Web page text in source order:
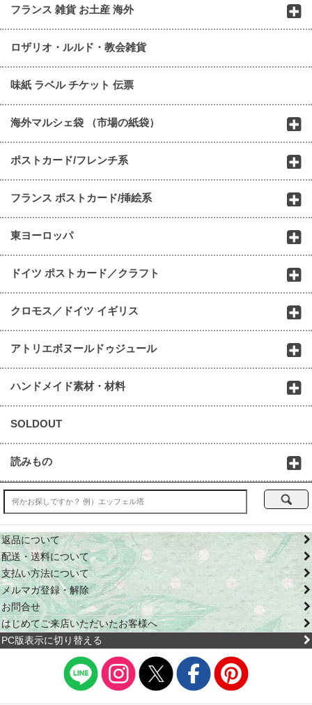
フランス 雑貨 お土産 海外
ロザリオ・ルルド・教会雑貨
味紙 ラベル チケット 伝票
海外マルシェ袋 （市場の紙袋）
ポストカード/フレンチ系
フランス ポストカード/挿絵系
東ヨーロッパ
ドイツ ポストカード／クラフト
クロモス／ドイツ イギリス
アトリエボヌールドゥジュール
ハンドメイド素材・材料
SOLDOUT
読みもの
返品について
配送・送料について
支払い方法について
メルマガ登録・解除
お問合せ
はじめてご来店いただいたお客様へ
PC版表示に切り替える